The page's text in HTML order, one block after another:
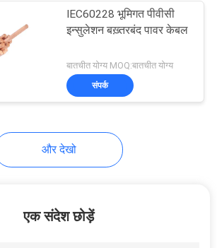
इंस्ट्रूमेंट केबल
IEC60228 भूमिगत पीवीसी
इन्सुलेशन बख़्तरबंद पावर केबल
बातचीत योग्य MOQ:बातचीत योग्य
संपर्क
और देखो
एक संदेश छोड़ें